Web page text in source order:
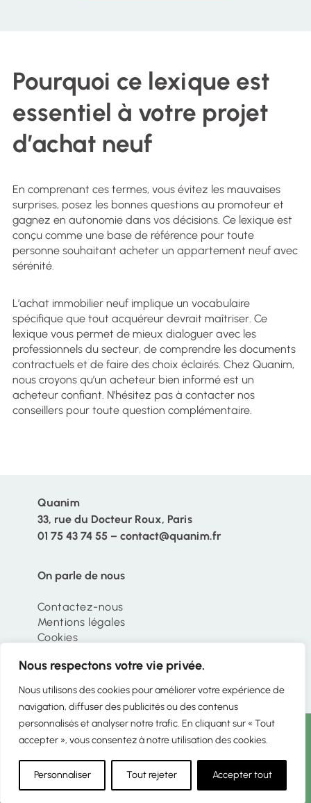
Nous respectons votre vie privée.
Nous utilisons des cookies pour améliorer votre expérience de
navigation, diffuser des publicités ou des contenus
personnalisés et analyser notre trafic. En cliquant sur « Tout
accepter », vous consentez à notre utilisation des cookies.
Personnaliser Tout rejeter Accepter tout
Pourquoi ce lexique est
essentiel à votre projet
d’achat neuf
En comprenant ces termes, vous évitez les mauvaises
surprises, posez les bonnes questions au promoteur et
gagnez en autonomie dans vos décisions. Ce lexique est
conçu comme une base de référence pour toute
personne souhaitant acheter un appartement neuf avec
sérénité.
L’achat immobilier neuf implique un vocabulaire
spécifique que tout acquéreur devrait maîtriser. Ce
lexique vous permet de mieux dialoguer avec les
professionnels du secteur, de comprendre les documents
contractuels et de faire des choix éclairés. Chez Quanim,
nous croyons qu’un acheteur bien informé est un
acheteur confiant. N’hésitez pas à contacter nos
conseillers pour toute question complémentaire.
Quanim
33, rue du Docteur Roux, Paris
01 75 43 74 55 – contact@quanim.fr
On parle de nous
Contactez-nous
Mentions légales
Cookies
© 2026 - Quanim
NOUVELLE FENÊTRE
FACEBOOK NOUVELLE FENÊTRE
INSTAGRAM NOUVELLE
LINKEDIN